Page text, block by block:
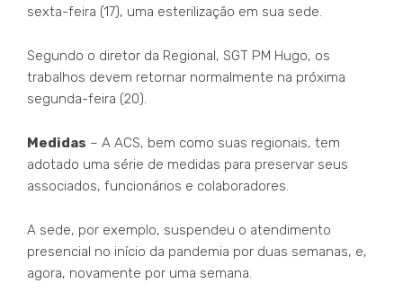
sexta-feira (17), uma esterilização em sua sede.
Segundo o diretor da Regional, SGT PM Hugo, os
trabalhos devem retornar normalmente na próxima
segunda-feira (20).
Medidas – A ACS, bem como suas regionais, tem
adotado uma série de medidas para preservar seus
associados, funcionários e colaboradores.
A sede, por exemplo, suspendeu o atendimento
presencial no início da pandemia por duas semanas, e,
agora, novamente por uma semana.